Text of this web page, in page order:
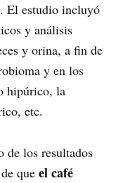
El estudio incluyó
y análisis
y orina, a fin de
y en los
hipúrico, la
etc.
de los resultados
que el café